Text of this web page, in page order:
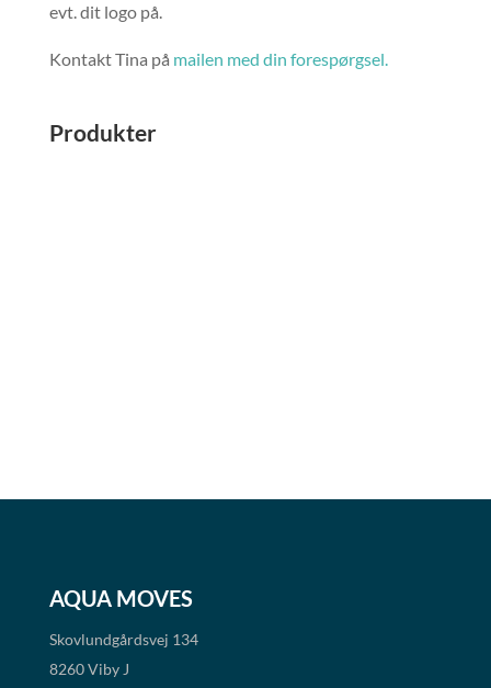
evt. dit logo på.
Kontakt Tina på mailen med din forespørgsel.
Produkter
AQUA MOVES
Skovlundgårdsvej 134
8260 Viby J